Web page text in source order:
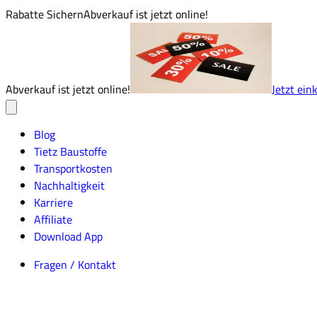
Rabatte SichernAbverkauf ist jetzt online!
Abverkauf ist jetzt online! Jetzt
Blog
Tietz Baustoffe
Transportkosten
Nachhaltigkeit
Karriere
Affiliate
Download App
Fragen / Kontakt